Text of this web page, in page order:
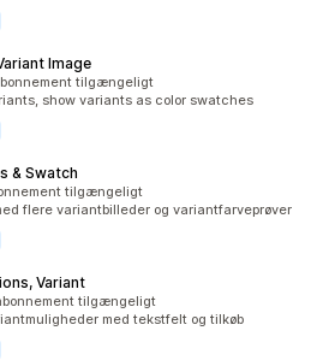
Image
tilgængeligt
show variants as color swatches
& Swatch
tilgængeligt
flere variantbilleder og variantfarveprøver
Variant
tilgængeligt
med tekstfelt og tilkøb